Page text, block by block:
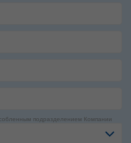
подразделением Компании